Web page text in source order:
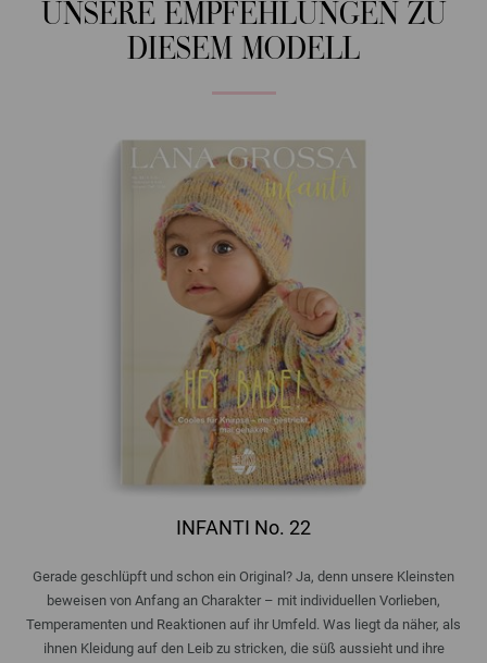
UNSERE EMPFEHLUNGEN ZU
DIESEM MODELL
INFANTI No. 22
Gerade geschlüpft und schon ein Original? Ja, denn unsere Kleinsten
beweisen von Anfang an Charakter – mit individuellen Vorlieben,
Temperamenten und Reaktionen auf ihr Umfeld. Was liegt da näher, als
ihnen Kleidung auf den Leib zu stricken, die süß aussieht und ihre